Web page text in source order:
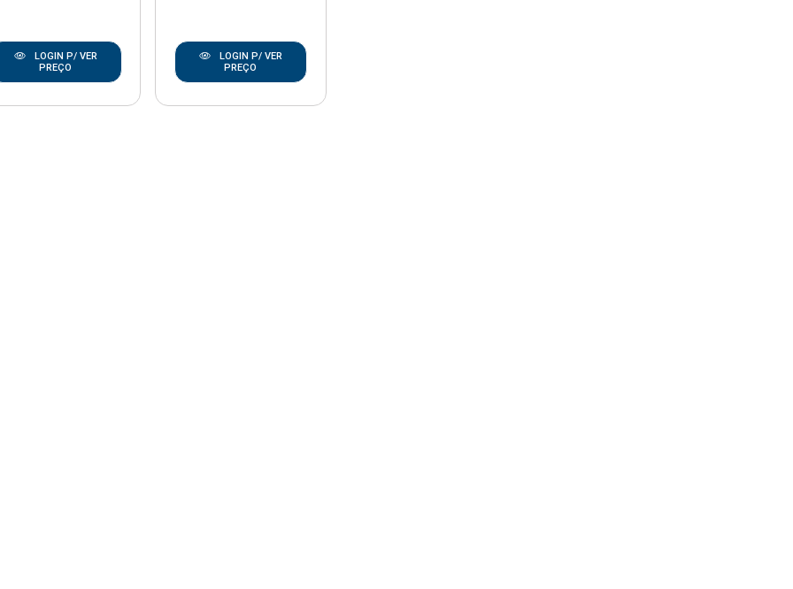
LOGIN P/ VER
PREÇO
LOGIN P/ VER
PREÇO